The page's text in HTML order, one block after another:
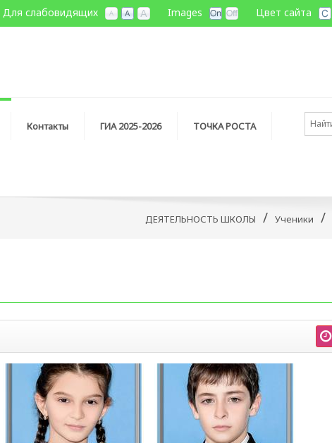
Цвет сайта
Images
Для слабовидящих
Контакты ГИА 2025-2026 ТОЧКА РОСТА
ДЕЯТЕЛЬНОСТЬ ШКОЛЫ / Ученики /